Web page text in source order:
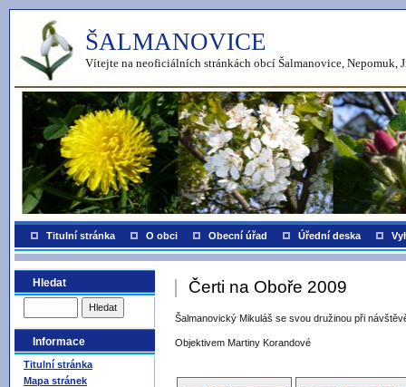
ŠALMANOVICE
Vítejte na neoficiálních stránkách obcí Šalmanovice, Nepomuk,
Titulní stránka O obci Obecní úřad Úřední deska
Hledat
Informace
Titulní stránka
Mapa stránek
Čerti na Oboře 2009
Šalmanovický Mikuláš se svou družinou při
Objektivem Martiny Korandové